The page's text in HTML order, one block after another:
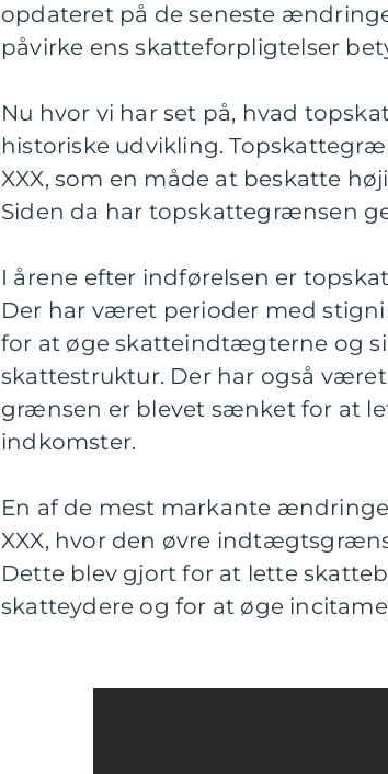
opdateret på de seneste
påvirke ens skatteforpligtelser
Nu hvor vi har set på, hvad
historiske udvikling.
XXX, som en måde at beskatte
Siden da har topskattegrænsen
I årene efter indførelsen er
Der har været perioder med
for at øge skatteindtægterne og
skattestruktur. Der har også
grænsen er blevet sænket for at
indkomster.
En af de mest markante
XXX, hvor den øvre
Dette blev gjort for at lette
skatteydere og for at øge